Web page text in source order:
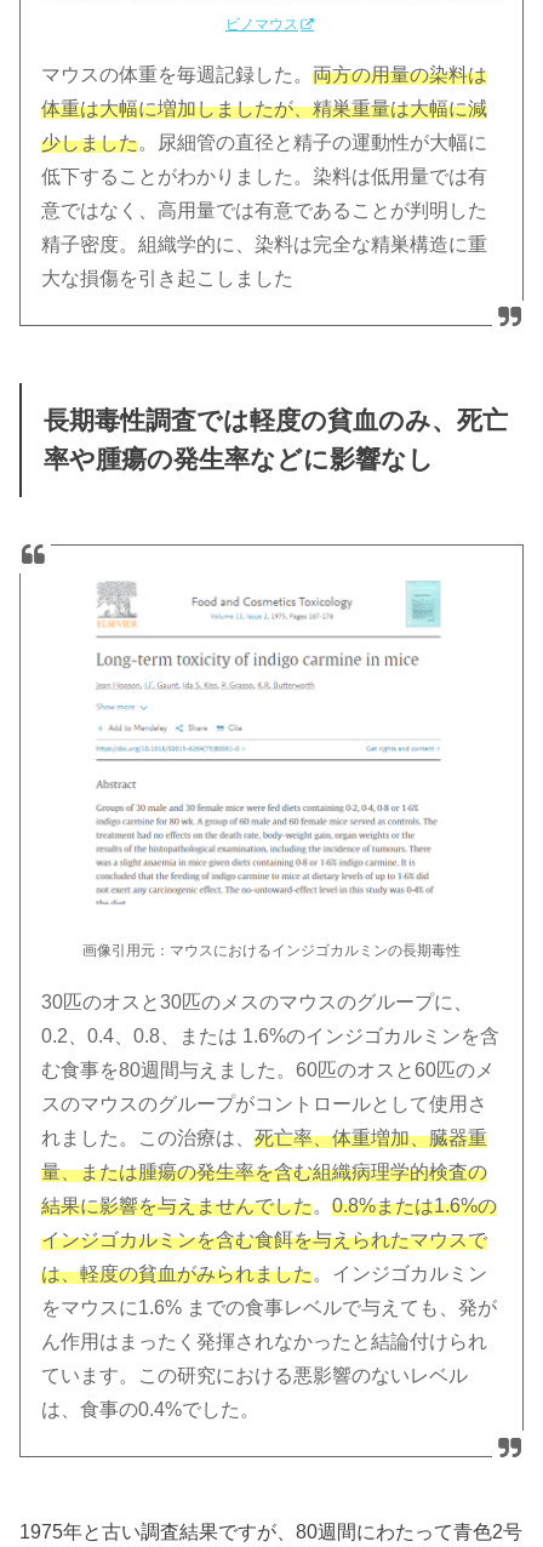
ビノマウス
マウスの体重を毎週記録した。両方の用量の染料は
体重は大幅に増加しましたが、精巣重量は大幅に減
少しました。尿細管の直径と精子の運動性が大幅に
低下することがわかりました。染料は低用量では有
意ではなく、高用量では有意であることが判明した
精子密度。組織学的に、染料は完全な精巣構造に重
大な損傷を引き起こしました
長期毒性調査では軽度の貧血のみ、死亡
率や腫瘍の発生率などに影響なし
画像引用元：マウスにおけるインジゴカルミンの長期毒性
30匹のオスと30匹のメスのマウスのグループに、
0.2、0.4、0.8、または 1.6%のインジゴカルミンを含
む食事を80週間与えました。60匹のオスと60匹のメ
スのマウスのグループがコントロールとして使用さ
れました。この治療は、死亡率、体重増加、臓器重
量、または腫瘍の発生率を含む組織病理学的検査の
結果に影響を与えませんでした。0.8%または1.6%の
インジゴカルミンを含む食餌を与えられたマウスで
は、軽度の貧血がみられました。インジゴカルミン
をマウスに1.6% までの食事レベルで与えても、発が
ん作用はまったく発揮されなかったと結論付けられ
ています。この研究における悪影響のないレベル
は、食事の0.4%でした。
1975年と古い調査結果ですが、80週間にわたって青色2号